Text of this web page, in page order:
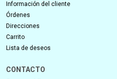
Información del cliente
Órdenes
Direcciones
Carrito
Lista de deseos
CONTACTO